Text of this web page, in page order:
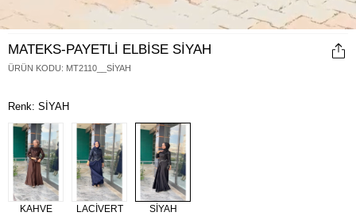
MATEKS-PAYETLİ ELBİSE SİYAH
ÜRÜN KODU: MT2110__SİYAH
Renk: SİYAH
KAHVE LACİVERT SİYAH